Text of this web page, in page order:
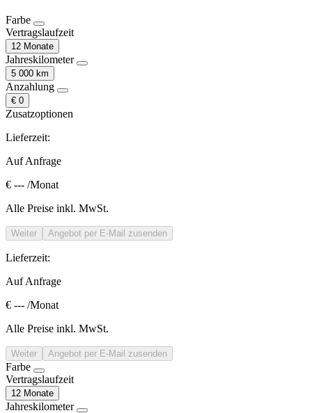
Farbe
Vertragslaufzeit
12 Monate
Jahreskilometer
5 000 km
Anzahlung
€ 0
Zusatzoptionen
Lieferzeit:
Auf Anfrage
€ --- /Monat
Alle Preise inkl. MwSt.
Weiter Angebot per E-Mail zusenden
Lieferzeit:
Auf Anfrage
€ --- /Monat
Alle Preise inkl. MwSt.
Weiter Angebot per E-Mail zusenden
Farbe
Vertragslaufzeit
12 Monate
Jahreskilometer